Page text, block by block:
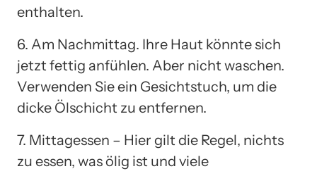
enthalten.
6. Am Nachmittag. Ihre Haut könnte sich
jetzt fettig anfühlen. Aber nicht waschen.
Verwenden Sie ein Gesichtstuch, um die
dicke Ölschicht zu entfernen.
7. Mittagessen – Hier gilt die Regel, nichts
zu essen, was ölig ist und viele